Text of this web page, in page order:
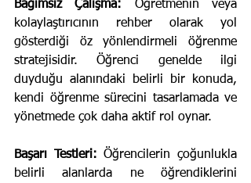
Bağımsız Çalışma: Öğretmenin veya
kolaylaştırıcının rehber olarak yol
gösterdiği öz yönlendirmeli öğrenme
stratejisidir. Öğrenci genelde ilgi
duyduğu alanındaki belirli bir konuda,
kendi öğrenme sürecini tasarlamada ve
yönetmede çok daha aktif rol oynar.
Başarı Testleri: Öğrencilerin çoğunlukla
belirli alanlarda ne öğrendiklerini